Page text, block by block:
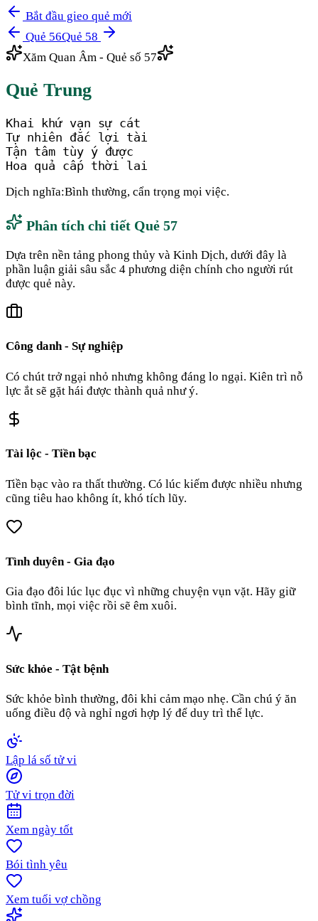
Bắt đầu gieo quẻ mới
Quẻ 56Quẻ 58
Xăm Quan Âm - Quẻ số 57
Quẻ Trung
Khai khứ vạn sự cát
Tự nhiên đắc lợi tài
Tận tâm tùy ý được
Hoa quả cấp thời lai
Dịch nghĩa:Bình thường, cẩn trọng mọi việc.
Phân tích chi tiết Quẻ 57
Dựa trên nền tảng phong thủy và Kinh Dịch, dưới đây là
phần luận giải sâu sắc 4 phương diện chính cho người rút
được quẻ này.
Công danh - Sự nghiệp
Có chút trở ngại nhỏ nhưng không đáng lo ngại. Kiên trì nỗ
lực ắt sẽ gặt hái được thành quả như ý.
Tài lộc - Tiền bạc
Tiền bạc vào ra thất thường. Có lúc kiếm được nhiều nhưng
cũng tiêu hao không ít, khó tích lũy.
Tình duyên - Gia đạo
Gia đạo đôi lúc lục đục vì những chuyện vụn vặt. Hãy giữ
bình tĩnh, mọi việc rồi sẽ êm xuôi.
Sức khỏe - Tật bệnh
Sức khỏe bình thường, đôi khi cảm mạo nhẹ. Cần chú ý ăn
uống điều độ và nghỉ ngơi hợp lý để duy trì thể lực.
Lập lá số tử vi
Tử vi trọn đời
Xem ngày tốt
Bói tình yêu
Xem tuổi vợ chồng